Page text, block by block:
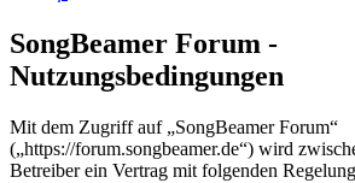
SongBeamer Forum -
Nutzungsbedingungen
Mit dem Zugriff auf „SongBeamer Forum“
(„https://forum.songbeamer.de“) wird
Betreiber ein Vertrag mit folgenden